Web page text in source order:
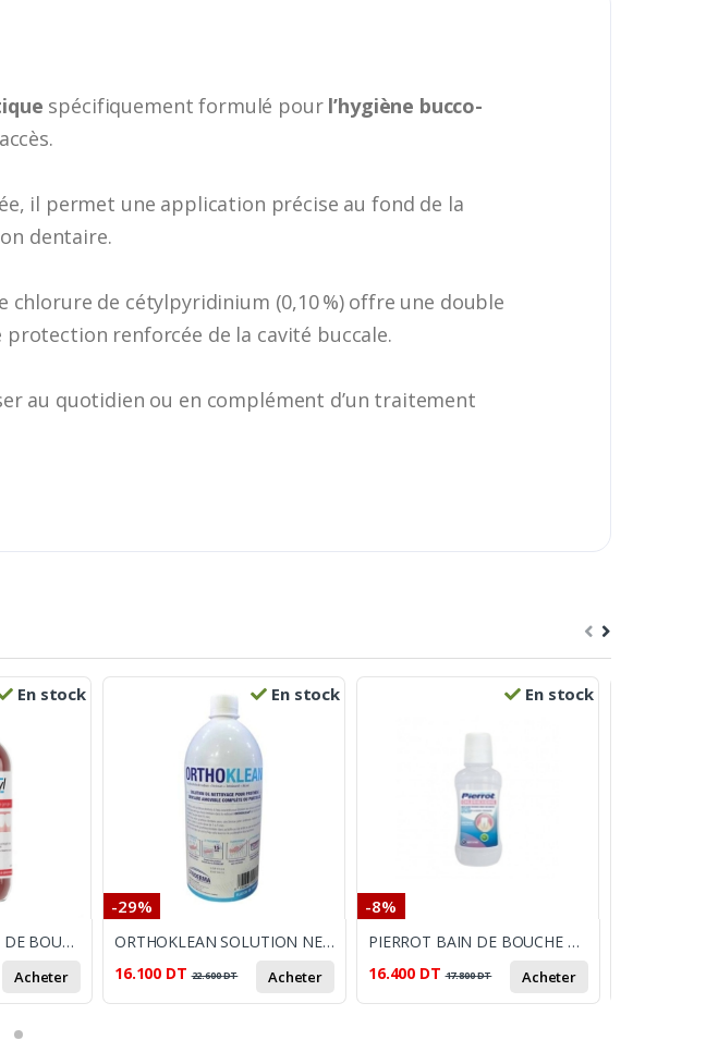
spécifiquement formulé pourl’hygiène bucco-
il permet une application précise au fond de la
dentaire.
chlorure de cétylpyridinium (0,10 %) offre une double
renforcée de la cavité buccale.
au quotidien ou en complément d’un traitement
En stock
PAROGENCYL BAIN DE BOUCHE SOIN INTENSIF GENCIVES 300ML
Acheter
En stock
-29%
ORTHOKLEAN SOLUTION NETTOYAGE PROTHÈSE DENTAIRE 1000 ML
16.100 DT 22.600DT Acheter
En stock
-8%
PIERROT BAIN DE BOUCHE CHLOREXIDINE 250ML
16.400 DT 17.800DT Acheter